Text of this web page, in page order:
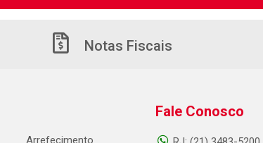
Notas Fiscais
Arrefecimento
Fale Conosco